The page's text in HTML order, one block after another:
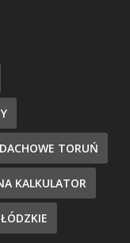
TORUŃ
KALKULATOR